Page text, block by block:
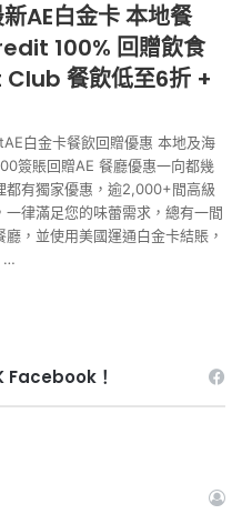
AE白金卡 本地餐
100% 回贈飲食
餐飲低至6折 +
白金卡餐飲回贈優惠 本地及海
簽賬回贈AE 餐廳優惠一向都幾
都有獨家優惠，逾2,000+間高級
律滿足您的味蕾需求，總有一間
，並使用美國運通白金卡結賬，
…
Facebook！